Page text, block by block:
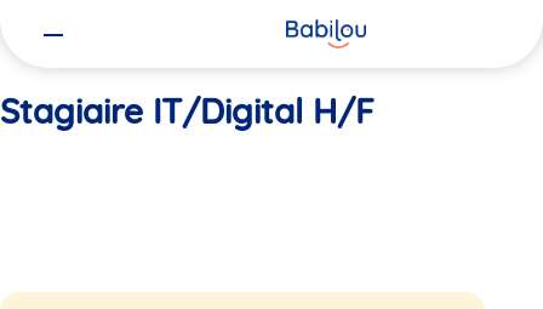
Stagiaire IT/Digital H/F